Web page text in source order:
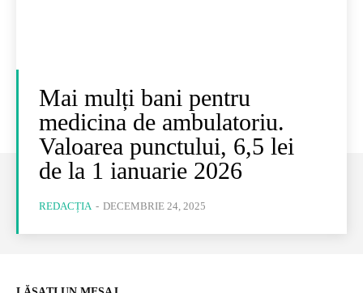
Mai mulți bani pentru
medicina de ambulatoriu.
Valoarea punctului, 6,5 lei
de la 1 ianuarie 2026
REDACȚIA - DECEMBRIE 24, 2025